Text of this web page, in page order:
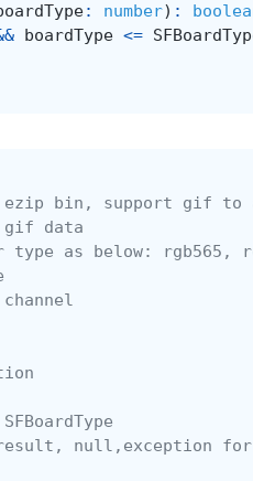
: number) :
boardType <=
bin, support gif to
data
type as below: rgb565,
null,exception